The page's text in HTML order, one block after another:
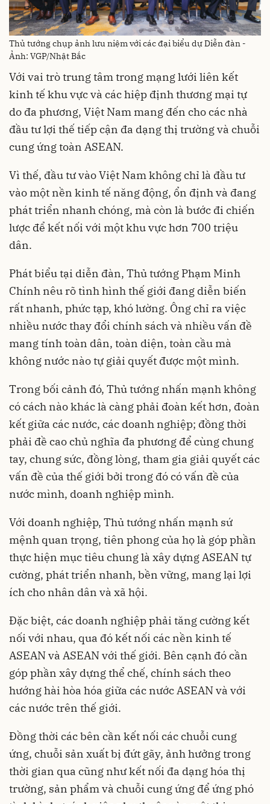
Thủ tướng chụp ảnh lưu niệm với các đại biểu dự Diễn đàn -
Ảnh: VGP/Nhật Bắc
Với vai trò trung tâm trong mạng lưới liên kết
kinh tế khu vực và các hiệp định thương mại tự
do đa phương, Việt Nam mang đến cho các nhà
đầu tư lợi thế tiếp cận đa dạng thị trường và chuỗi
cung ứng toàn ASEAN.
Vì thế, đầu tư vào Việt Nam không chỉ là đầu tư
vào một nền kinh tế năng động, ổn định và đang
phát triển nhanh chóng, mà còn là bước đi chiến
lược để kết nối với một khu vực hơn 700 triệu
dân.
Phát biểu tại diễn đàn, Thủ tướng Phạm Minh
Chính nêu rõ tình hình thế giới đang diễn biến
rất nhanh, phức tạp, khó lường. Ông chỉ ra việc
nhiều nước thay đổi chính sách và nhiều vấn đề
mang tính toàn dân, toàn diện, toàn cầu mà
không nước nào tự giải quyết được một mình.
Trong bối cảnh đó, Thủ tướng nhấn mạnh không
có cách nào khác là càng phải đoàn kết hơn, đoàn
kết giữa các nước, các doanh nghiệp; đồng thời
phải đề cao chủ nghĩa đa phương để cùng chung
tay, chung sức, đồng lòng, tham gia giải quyết các
vấn đề của thế giới bởi trong đó có vấn đề của
nước mình, doanh nghiệp mình.
Với doanh nghiệp, Thủ tướng nhấn mạnh sứ
mệnh quan trọng, tiên phong của họ là góp phần
thực hiện mục tiêu chung là xây dựng ASEAN tự
cường, phát triển nhanh, bền vững, mang lại lợi
ích cho nhân dân và xã hội.
Đặc biệt, các doanh nghiệp phải tăng cường kết
nối với nhau, qua đó kết nối các nền kinh tế
ASEAN và ASEAN với thế giới. Bên cạnh đó cần
góp phần xây dựng thể chế, chính sách theo
hướng hài hòa hóa giữa các nước ASEAN và với
các nước trên thế giới.
Đồng thời các bên cần kết nối các chuỗi cung
ứng, chuỗi sản xuất bị đứt gãy, ảnh hưởng trong
thời gian qua cũng như kết nối đa dạng hóa thị
trường, sản phẩm và chuỗi cung ứng để ứng phó